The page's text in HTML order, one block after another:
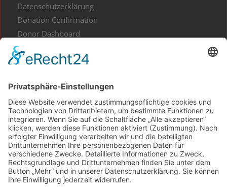
Datenschutzerklärung
Donation Confirmation
Donor Dashboard
Events
Gesundes aus Kunst und Kultur
Impressum
Kontakt
My Account
Projekt Waldliebe
Projekte spenden
Shop
Spenden Informationen
Spendenbescheinigung